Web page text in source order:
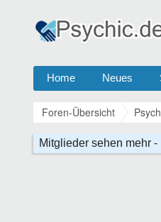
Home Neues
Foren-Übersicht